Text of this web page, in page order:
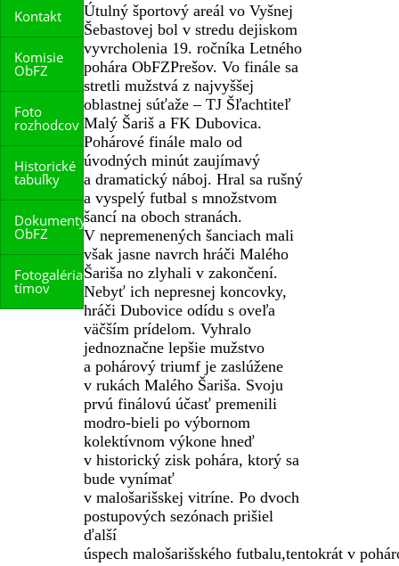
Kontakt
Komisie
ObFZ
Foto
rozhodcov
Historické
tabuľky
Dokumenty
ObFZ
Fotogaléria
tímov
Útulný športový areál vo Vyšnej
Šebastovej bol v stredu dejiskom
vyvrcholenia 19. ročníka Letného
poháraObFZPrešov. Vo finále sa
stretli mužstvá z najvyššej
oblastnej súťaže – TJ Šľachtiteľ
Malý Šariš a FK Dubovica.
Pohárové finále malo od
úvodných minút zaujímavý
a dramatický náboj. Hral sa rušný
a vyspelý futbal s množstvom
šancí na oboch stranách.
V nepremenených šanciach mali
však jasne navrch hráči Malého
Šariša no zlyhali v zakončení.
Nebyť ich nepresnej koncovky,
hráči Dubovice odídu s oveľa
väčším prídelom. Vyhralo
jednoznačne lepšie mužstvo
a pohárový triumf je zaslúžene
v rukách Malého Šariša. Svoju
prvú finálovú účasť premenili
modro-bieli po výbornom
kolektívnom výkone hneď
v historický zisk pohára, ktorý sa
bude vynímať
vmalošarišskej vitríne. Po dvoch
postupových sezónach prišiel
ďalší
úspechmalošarišského futbalu,tentokrát v